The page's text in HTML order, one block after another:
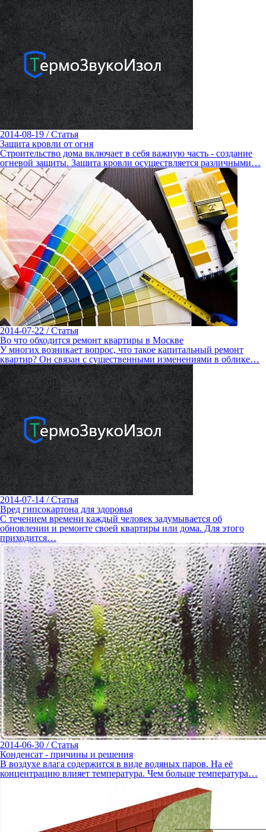
2014-08-19 / Статья
Защита кровли от огня
Строительство дома включает в себя важную часть - создание
огневой защиты. Защита кровли осуществляется различными…
2014-07-22 / Статья
Во что обходится ремонт квартиры в Москве
У многих возникает вопрос, что такое капитальный ремонт
квартир? Он связан с существенными изменениями в облике…
2014-07-14 / Статья
Вред гипсокартона для здоровья
С течением времени каждый человек задумывается об
обновлении и ремонте своей квартиры или дома. Для этого
приходится…
2014-06-30 / Статья
Конденсат - причины и решения
В воздухе влага содержится в виде водяных паров. На её
концентрацию влияет температура. Чем больше температура…